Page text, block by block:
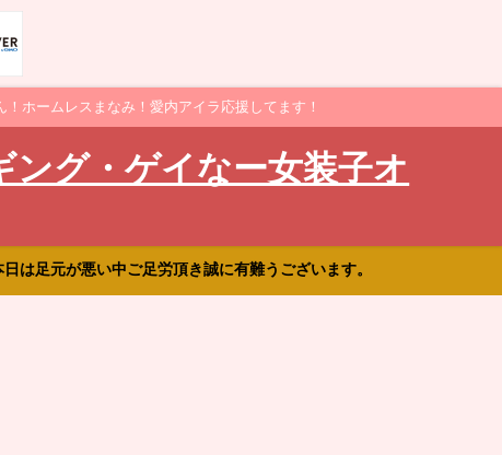
ホームレスまなみ！愛内アイラ応援してます！
ング・ゲイなー女装子オ
は足元が悪い中ご足労頂き誠に有難うございます。